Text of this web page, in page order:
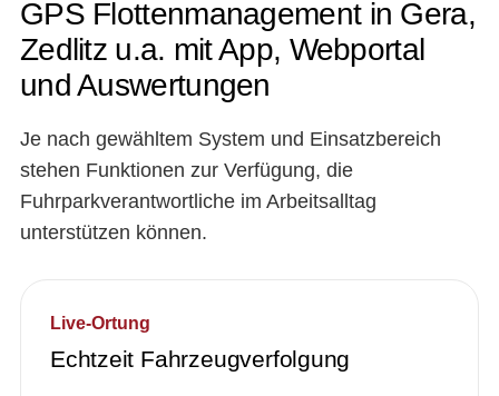
GPS Flottenmanagement in Gera,
Zedlitz u.a. mit App, Webportal
und Auswertungen
Je nach gewähltem System und Einsatzbereich
stehen Funktionen zur Verfügung, die
Fuhrparkverantwortliche im Arbeitsalltag
unterstützen können.
Live-Ortung
Echtzeit Fahrzeugverfolgung